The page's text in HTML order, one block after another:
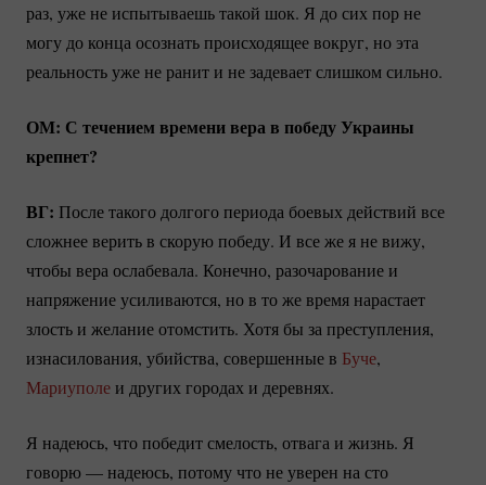
раз, уже не испытываешь такой шок. Я до сих пор не
могу до конца осознать происходящее вокруг, но эта
реальность уже не ранит и не задевает слишком сильно.
ОМ: С течением времени вера в победу Украины
крепнет?
ВГ: После такого долгого периода боевых действий все
сложнее верить в скорую победу. И все же я не вижу,
чтобы вера ослабевала. Конечно, разочарование и
напряжение усиливаются, но в то же время нарастает
злость и желание отомстить. Хотя бы за преступления,
изнасилования, убийства, совершенные в Буче,
Мариуполеи других городах и деревнях.
Я надеюсь, что победит смелость, отвага и жизнь. Я
говорю — надеюсь, потому что не уверен на сто